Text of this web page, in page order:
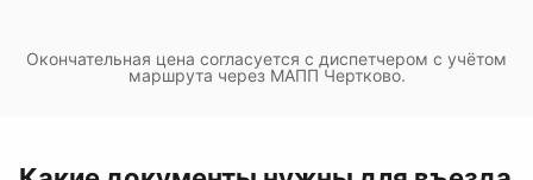
Окончательная цена согласуется с диспетчером с учётом
маршрута через МАПП Чертково.